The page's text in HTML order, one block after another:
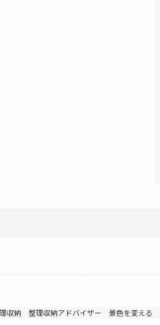
収納 整理収納アドバイザー 景色を変える